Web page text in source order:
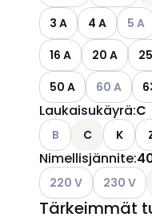
3 A
4 A 5 A
16 A
20 A
50 A
Katso
60 A
Laukaisukäyrä:C
Katso käytettävissä
B C K
Nimellisjännite:
Katso käytettävissä
220 V Katso
230 V
Tärkeimmät